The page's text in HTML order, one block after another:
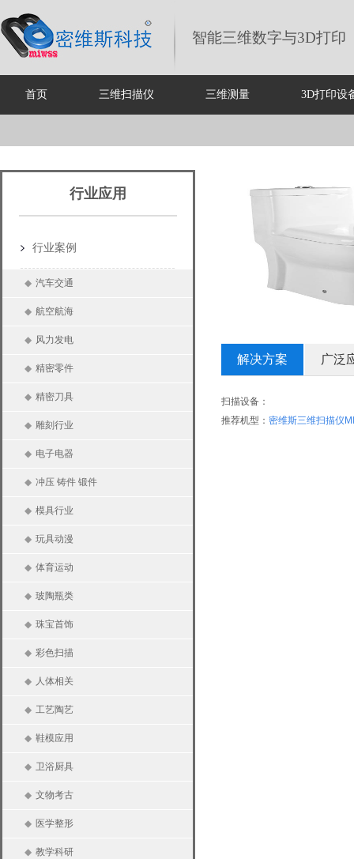
智能三维数字与3D打印
首页 三维扫描仪 三维测量 3D打印设
行业应用
行业案例
◆ 汽车交通
◆ 航空航海
◆ 风力发电
◆ 精密零件
◆ 精密刀具
◆ 雕刻行业
◆ 电子电器
◆ 冲压 铸件 锻件
◆ 模具行业
◆ 玩具动漫
◆ 体育运动
◆ 玻陶瓶类
◆ 珠宝首饰
◆ 彩色扫描
◆ 人体相关
◆ 工艺陶艺
◆ 鞋模应用
◆ 卫浴厨具
◆ 文物考古
◆ 医学整形
◆ 教学科研
解决方案 广泛
扫描设备：
推荐机型： 密维斯三维扫描仪